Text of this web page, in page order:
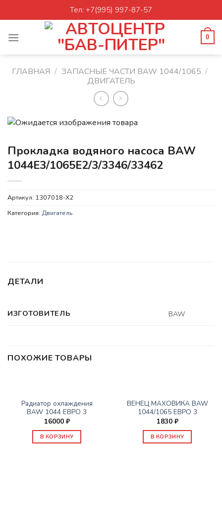
to
Тел: +7(995) 997-87-57
0
ГЛАВНАЯ / ЗАПАСНЫЕ ЧАСТИ BAW 1044/1065 /
ДВИГАТЕЛЬ
Прокладка водяного насоса BAW
1044E3/1065E2/3/3346/33462
Артикул: 1307018-X2
Категория: Двигатель
ДЕТАЛИ
ИЗГОТОВИТЕЛЬ BAW
ПОХОЖИЕ ТОВАРЫ
Радиатор охлаждения
BAW 1044 ЕВРО 3
16000 ₽
В КОРЗИНУ
ВЕНЕЦ МАХОВИКА BAW
1044/1065 ЕВРО 3
1830 ₽
В КОРЗИНУ